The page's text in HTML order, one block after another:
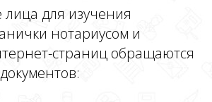
для изучения
нотариусом и
страниц обращаются